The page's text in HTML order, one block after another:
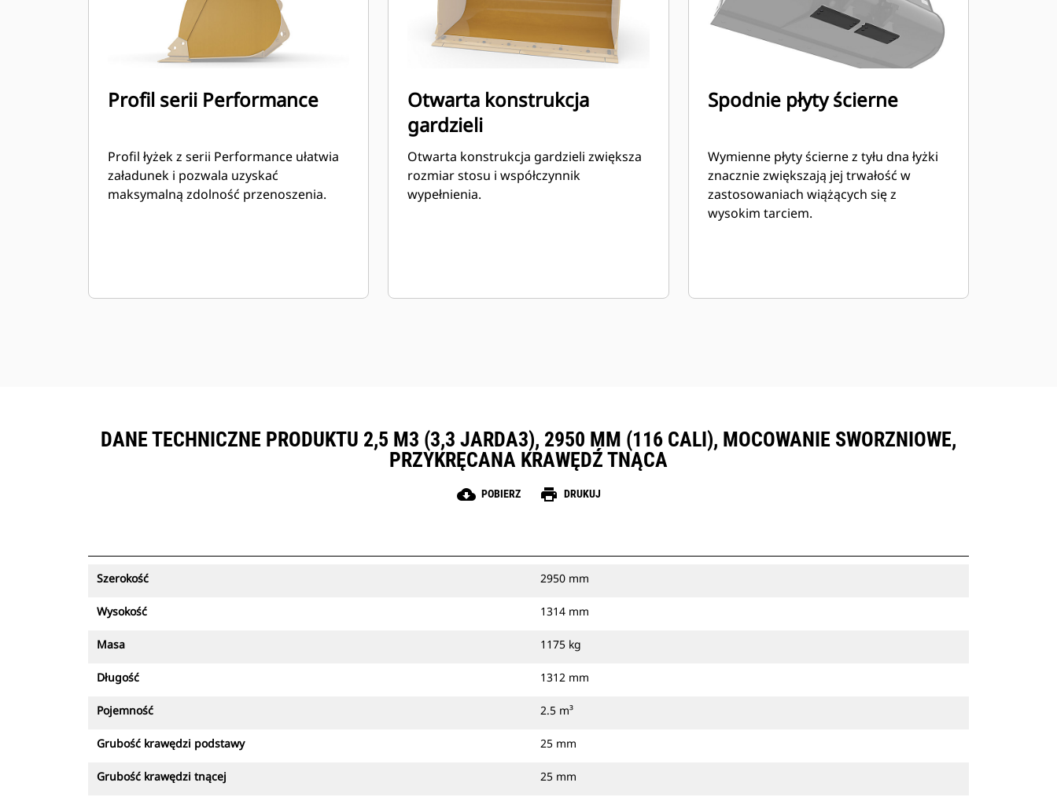
Profil serii Performance
Profil łyżek z serii Performance ułatwia
załadunek i pozwala uzyskać
maksymalną zdolność przenoszenia.
Otwarta konstrukcja
gardzieli
Otwarta konstrukcja gardzieli zwiększa
rozmiar stosu i współczynnik
wypełnienia.
Spodnie płyty ścierne
Wymienne płyty ścierne z tyłu dna łyżki
znacznie zwiększają jej trwałość w
zastosowaniach wiążących się z
wysokim tarciem.
DANE TECHNICZNE PRODUKTU 2,5 M3 (3,3 JARDA3), 2950 MM (116 CALI), MOCOWANIE SWORZNIOWE,
PRZYKRĘCANA KRAWĘDŹ TNĄCA
cloud_download POBIERZ print DRUKUJ
Szerokość 2950 mm
Wysokość 1314 mm
Masa 1175 kg
Długość 1312 mm
Pojemność 2.5 m³
Grubość krawędzi podstawy 25 mm
Grubość krawędzi tnącej 25 mm